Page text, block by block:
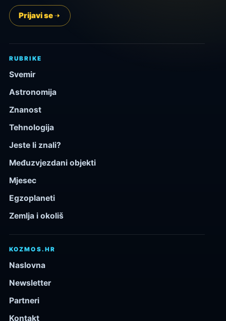
Prijavi se
RUBRIKE
Svemir
Astronomija
Znanost
Tehnologija
Jeste li znali?
Međuzvjezdani objekti
Mjesec
Egzoplaneti
Zemlja i okoliš
KOZMOS.HR
Naslovna
Newsletter
Partneri
Kontakt